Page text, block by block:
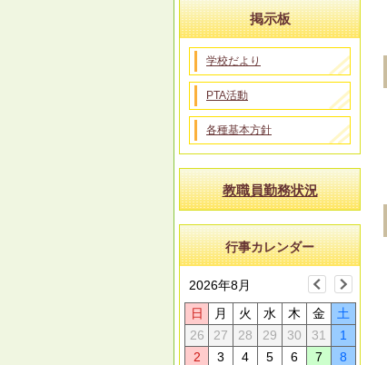
掲示板
学校だより
PTA活動
各種基本方針
教職員勤務状況
行事カレンダー
2026年8月
日 月 火 水 木 金
土
26
27 28 29 30 31
1
2
3 4 5 6 7
8